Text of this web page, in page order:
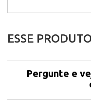
ESSE
Pergunte e